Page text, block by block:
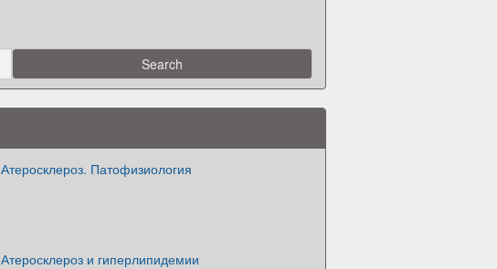
Атеросклероз. Патофизиология
Атеросклероз и гиперлипидемии